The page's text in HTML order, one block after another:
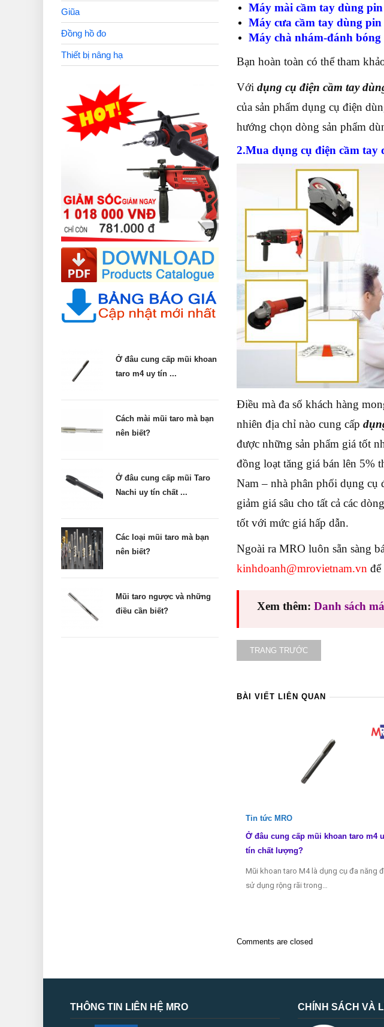
Máy mài cầm tay dùng pin
Máy cưa cầm tay dùng pin
Máy chà nhám-đánh bóng
Bạn hoàn toàn có thể tham
Với dụng cụ điện cầm tay
của sản phẩm dụng cụ điện
hướng chọn dòng sản phẩm
2.Mua dụng cụ điện cầm tay
Điều mà đa số khách hàng
nhiên địa chỉ nào cung cấp
được những sản phẩm giá tốt
đồng loạt tăng giá bán lên 5%
Nam – nhà phân phối dụng cụ
giảm giá sâu cho tất cả các
tốt với mức giá hấp dẫn.
Ngoài ra MRO luôn sẵn sàng
kinhdoanh@mrovietnam.vn
Xem thêm: Danh sách
TRANG TRƯỚC
BÀI VIẾT LIÊN QUAN
Tin tức MRO
Ở đâu cung cấp mũi khoan taro m4
tín chất lượng?
Mũi khoan taro M4 là dụng cụ đa năng
sử dụng rộng rãi trong…
Comments are closed
Giũa
Đồng hồ đo
Thiết bị nâng hạ
Ở đâu cung cấp mũi khoan
taro m4 uy tín ...
Cách mài mũi taro mà bạn
nên biết?
Ở đâu cung cấp mũi Taro
Nachi uy tín chất ...
Các loại mũi taro mà bạn
nên biết?
Mũi taro ngược và những
điều cần biết?
THÔNG TIN LIÊN HỆ MRO CHÍNH SÁCH VÀ